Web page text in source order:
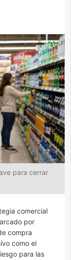
para cerrar
comercial
por
compra
como el
para las